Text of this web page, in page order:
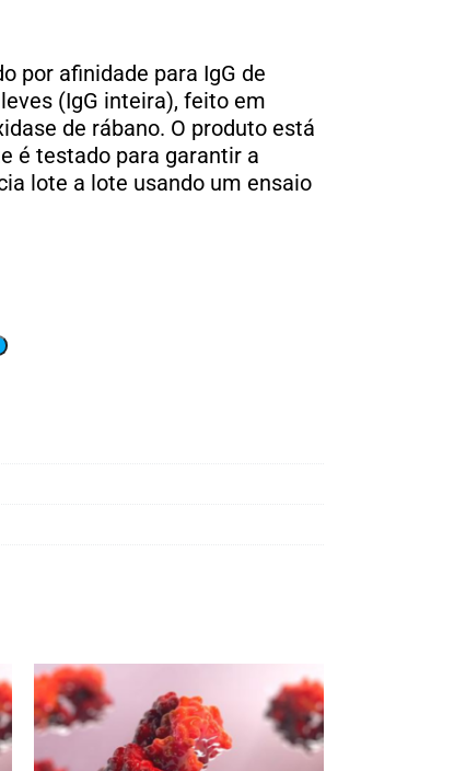
por afinidade para IgG de
(IgG inteira), feito em
de rábano. O produto está
é testado para garantir a
lote a lote usando um ensaio